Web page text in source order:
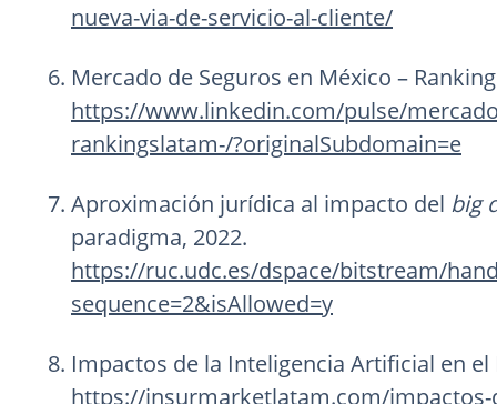
nueva-via-de-servicio-al-cliente/
Mercado de Seguros en México –
https://www.linkedin.com/pulse/
rankingslatam-/?originalSubdomain=e
Aproximación jurídica al impacto del big
paradigma, 2022.
https://ruc.udc.es/dspace/bitstream/
sequence=2&isAllowed=y
Impactos de la Inteligencia Artificial en
https://insurmarketlatam.com/impactos-